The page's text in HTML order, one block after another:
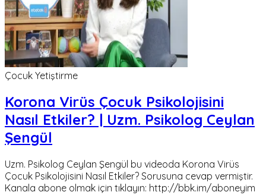
Çocuk Yetiştirme
Korona Virüs Çocuk Psikolojisini
Nasıl Etkiler? | Uzm. Psikolog Ceylan
Şengül
Uzm. Psikolog Ceylan Şengül bu videoda Korona Virüs
Çocuk Psikolojisini Nasıl Etkiler? Sorusuna cevap vermiştir.
Kanala abone olmak için tıklayın: http://bbk.im/aboneyim